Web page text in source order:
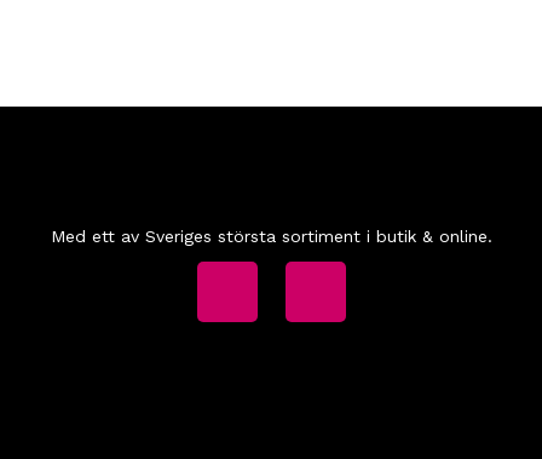
Med ett av Sveriges största sortiment i butik & online.